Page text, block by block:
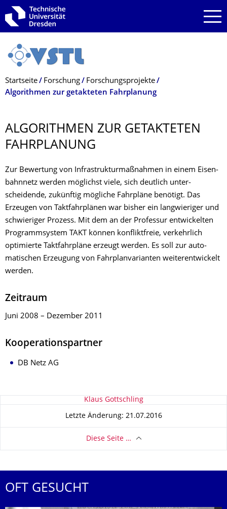
Zur Hauptnavigation springen
Zur Suche springen
Zum Inhalt springen
Breadcrumb-Menü
Startseite Forschung
Forschungsprojekte
Algorithmen zur getakteten Fahrplanung
ALGORITHMEN ZUR GETAKTETEN
FAHRPLANUNG
Zur Bewertung von Infra­strukturmaß­nahmen in einem Eisen­
bahn­netz werden möglichst viele, sich deutlich unter­
scheidende, zukünftig mögliche Fahrpläne benötigt. Das
Erzeugen von Takt­fahrplänen war bisher ein lang­wieriger und
schwie­riger Prozess. Mit dem an der Professur ent­wi­ckel­ten
Programm­system TAKT können konflikt­freie, verkehr­lich
optimierte Takt­fahr­pläne erzeugt werden. Es soll zur auto­
matischen Erzeugung von Fahr­plan­varianten weiter­ent­wi­ckelt
werden.
Zeitraum
Juni 2008 – Dezember 2011
Kooperationspartner
DB Netz AG
Zu dieser Seite Klaus Gottschling
Letzte Änderung: 21.07.2016
Diese Seite …
OFT GESUCHT